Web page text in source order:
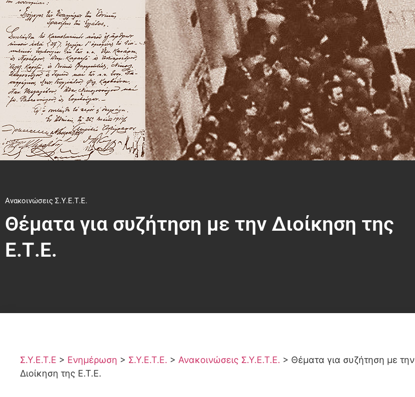
Ανακοινώσεις Σ.Υ.Ε.Τ.Ε.
Θέματα για συζήτηση με την Διοίκηση της
Ε.Τ.Ε.
Σ.Υ.Ε.Τ.Ε > Ενημέρωση > Σ.Υ.Ε.Τ.Ε. > Ανακοινώσεις Σ.Υ.Ε.Τ.Ε. > Θέματα για συζήτηση με την
Διοίκηση της Ε.Τ.Ε.